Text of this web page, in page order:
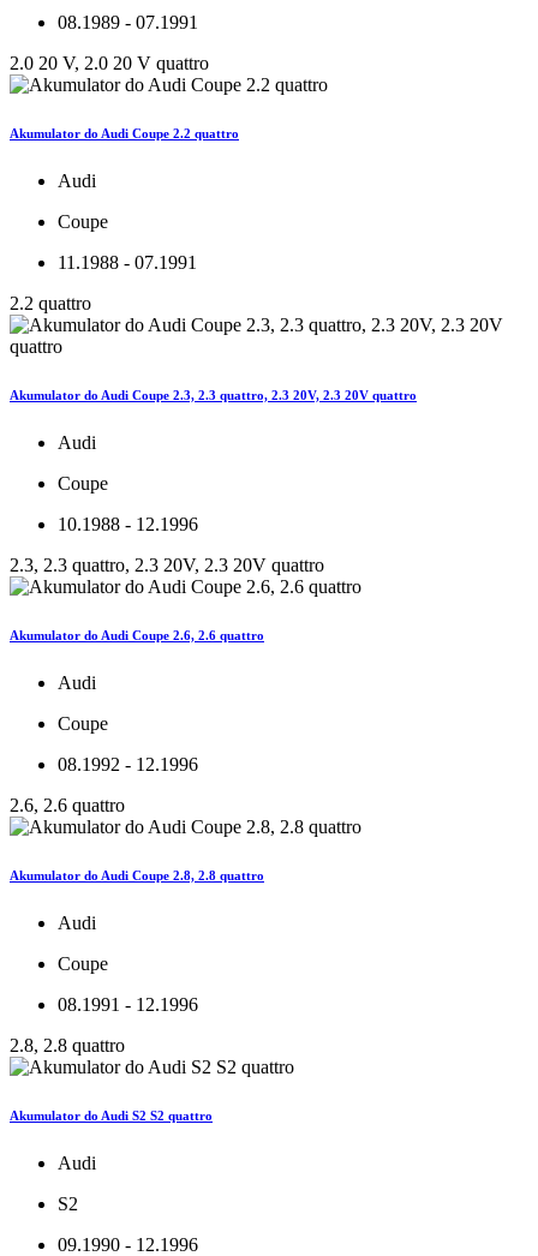
08.1989 - 07.1991
2.0 20 V, 2.0 20 V quattro
Akumulator do Audi Coupe 2.2 quattro
Audi
Coupe
11.1988 - 07.1991
2.2 quattro
Akumulator do Audi Coupe 2.3, 2.3 quattro, 2.3 20V, 2.3 20V quattro
Audi
Coupe
10.1988 - 12.1996
2.3, 2.3 quattro, 2.3 20V, 2.3 20V quattro
Akumulator do Audi Coupe 2.6, 2.6 quattro
Audi
Coupe
08.1992 - 12.1996
2.6, 2.6 quattro
Akumulator do Audi Coupe 2.8, 2.8 quattro
Audi
Coupe
08.1991 - 12.1996
2.8, 2.8 quattro
Akumulator do Audi S2 S2 quattro
Audi
S2
09.1990 - 12.1996